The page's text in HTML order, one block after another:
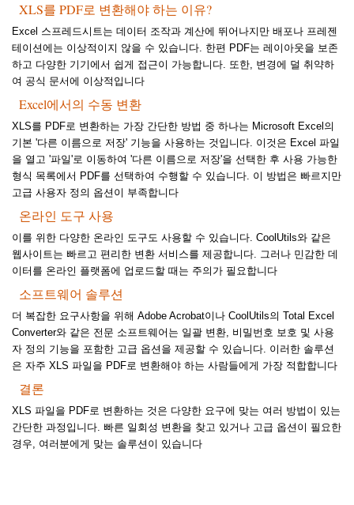
XLS를 PDF로 변환해야 하는 이유?
Excel 스프레드시트는 데이터 조작과 계산에 뛰어나지만 배포나 프레젠
테이션에는 이상적이지 않을 수 있습니다. 한편 PDF는 레이아웃을 보존
하고 다양한 기기에서 쉽게 접근이 가능합니다. 또한, 변경에 덜 취약하
여 공식 문서에 이상적입니다
Excel에서의 수동 변환
XLS를 PDF로 변환하는 가장 간단한 방법 중 하나는 Microsoft Excel의
기본 '다른 이름으로 저장' 기능을 사용하는 것입니다. 이것은 Excel 파일
을 열고 '파일'로 이동하여 '다른 이름으로 저장'을 선택한 후 사용 가능한
형식 목록에서 PDF를 선택하여 수행할 수 있습니다. 이 방법은 빠르지만
고급 사용자 정의 옵션이 부족합니다
온라인 도구 사용
이를 위한 다양한 온라인 도구도 사용할 수 있습니다. CoolUtils와 같은
웹사이트는 빠르고 편리한 변환 서비스를 제공합니다. 그러나 민감한 데
이터를 온라인 플랫폼에 업로드할 때는 주의가 필요합니다
소프트웨어 솔루션
더 복잡한 요구사항을 위해 Adobe Acrobat이나 CoolUtils의 Total Excel
Converter와 같은 전문 소프트웨어는 일괄 변환, 비밀번호 보호 및 사용
자 정의 기능을 포함한 고급 옵션을 제공할 수 있습니다. 이러한 솔루션
은 자주 XLS 파일을 PDF로 변환해야 하는 사람들에게 가장 적합합니다
결론
XLS 파일을 PDF로 변환하는 것은 다양한 요구에 맞는 여러 방법이 있는
간단한 과정입니다. 빠른 일회성 변환을 찾고 있거나 고급 옵션이 필요한
경우, 여러분에게 맞는 솔루션이 있습니다